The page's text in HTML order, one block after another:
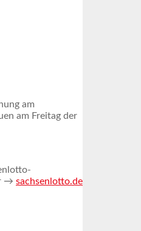
am
am Freitag der
→ sachsenlotto.de